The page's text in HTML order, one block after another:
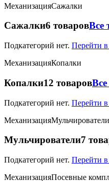
МеханизацияСажалки
Сажалки6 товаровВсе
Подкатегорий нет. Перейти
МеханизацияКопалки
Копалки12 товаров
Подкатегорий нет. Перейти
МеханизацияМульчирователи
Мульчирователи7
Подкатегорий нет. Перейти
МеханизацияПосевные